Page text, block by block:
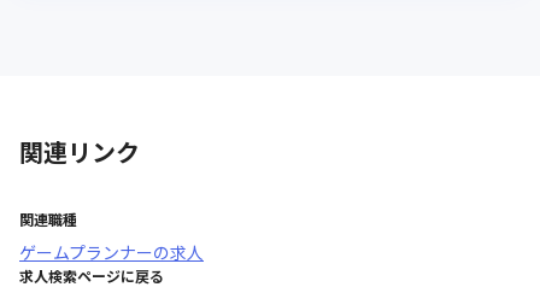
関連リンク
関連職種
ゲームプランナーの求人
求人検索ページに戻る